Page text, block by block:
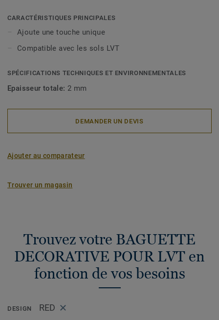
d'un espace.
CARACTÉRISTIQUES PRINCIPALES
Ajoute une touche unique
Compatible avec les sols LVT
SPÉCIFICATIONS TECHNIQUES ET ENVIRONNEMENTALES
Epaisseur totale: 2 mm
DEMANDER UN DEVIS
Ajouter au comparateur
Trouver un magasin
Trouvez votre BAGUETTE
DECORATIVE POUR LVT en
fonction de vos besoins
DESIGN RED